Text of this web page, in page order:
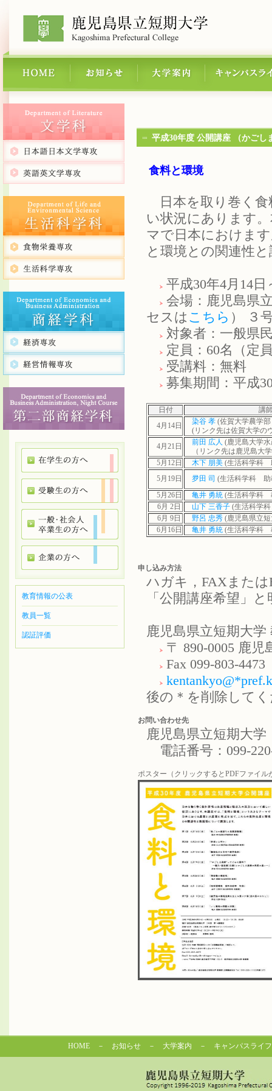
教育情報の公表
教員一覧
認証評価
平成30年度 公開講座 （かご
食料と環境
日本を取り巻く食
い状況にあります
マで日本におけま
と環境との関連性
平成30年4月14
会場：鹿児島県
セスは こちら ） ３
対象者：一般県
定員：60名（定
受講料：無料
募集期間：平成
日付
講
4月14日
染谷 孝 (佐賀大学農学
(リンク先は佐賀大学の
4月21日
前田 広人 (鹿児島大学
（リンク先は鹿児島大
5月12日
木下 朋美 (生活科学科
5月19日
夛田 司 (生活科学科 助
5月26日
亀井 勇統 (生活科学科
6月 2日
山下 三香子 (生活科学
6月 9日
野呂 忠秀 (鹿児島県立
6月16日
亀井 勇統 (生活科学科
申し込み方法
ハガキ，FAXまた
「公開講座希望」
鹿児島県立短期大学
〒 890-0005 鹿児
Fax 099-803-4473
後の＊を削除して
お問い合わせ先
鹿児島県立短期大
電話番号：099-
ポスター（クリックするとPDFファイル
HOME － お知らせ － 大学案内 － キャンパスライフ